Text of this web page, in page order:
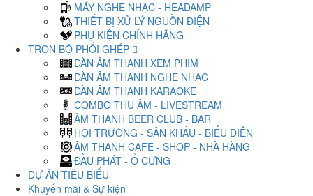
MÁY NGHE NHẠC - HEADAMP
THIẾT BỊ XỬ LÝ NGUỒN ĐIỆN
PHỤ KIỆN CHÍNH HÃNG
TRỌN BỘ PHỐI GHÉP
DÀN ÂM THANH XEM PHIM
DÀN ÂM THANH NGHE NHẠC
DÀN ÂM THANH KARAOKE
COMBO THU ÂM - LIVESTREAM
ÂM THANH BEER CLUB - BAR
HỘI TRƯỜNG - SÂN KHẤU - BIỂU DIỄN
ÂM THANH CAFE - SHOP - NHÀ HÀNG
ĐẦU PHÁT - Ổ CỨNG
DỰ ÁN TIÊU BIỂU
Khuyến mãi & Sự kiện